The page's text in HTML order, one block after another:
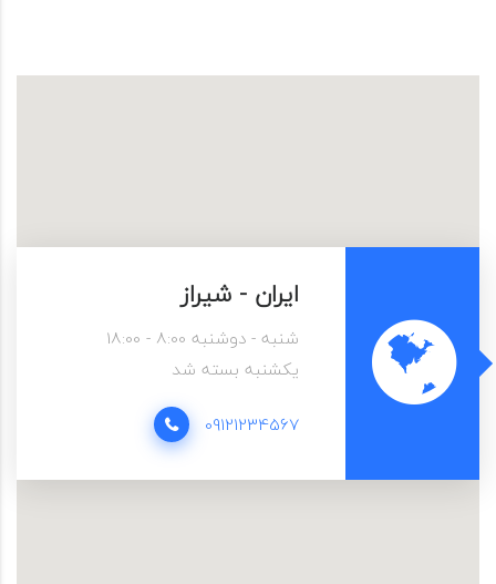
ایران - شیراز
شنبه - دوشنبه 8:00 - 18:00
یکشنبه بسته شد
09121234567